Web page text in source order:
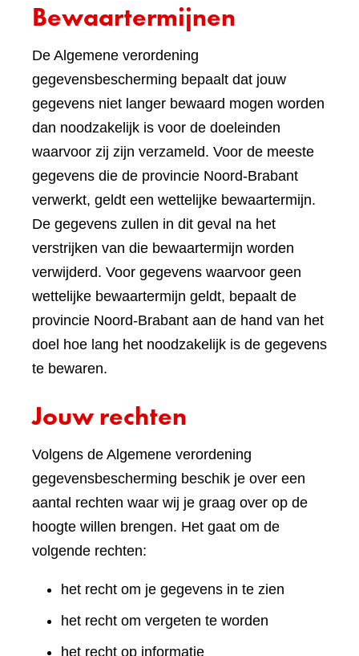
Bewaartermijnen
De Algemene verordening
gegevensbescherming bepaalt dat jouw
gegevens niet langer bewaard mogen worden
dan noodzakelijk is voor de doeleinden
waarvoor zij zijn verzameld. Voor de meeste
gegevens die de provincie Noord-Brabant
verwerkt, geldt een wettelijke bewaartermijn.
De gegevens zullen in dit geval na het
verstrijken van die bewaartermijn worden
verwijderd. Voor gegevens waarvoor geen
wettelijke bewaartermijn geldt, bepaalt de
provincie Noord-Brabant aan de hand van het
doel hoe lang het noodzakelijk is de gegevens
te bewaren.
Jouw rechten
Volgens de Algemene verordening
gegevensbescherming beschik je over een
aantal rechten waar wij je graag over op de
hoogte willen brengen. Het gaat om de
volgende rechten:
het recht om je gegevens in te zien
het recht om vergeten te worden
het recht op informatie